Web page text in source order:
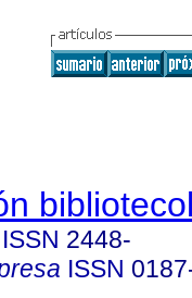
ISSN 2448-
ISSN